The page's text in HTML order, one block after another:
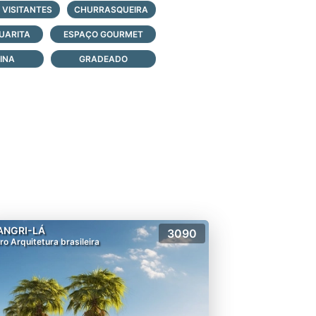
cada um com sua própria
criando um cenário com
com um lago artificial
VISITANTES CHURRASQUEIRA
ESPAÇO GOURMET
GRADEADO
LÁ
Arquitetura brasileira
3090